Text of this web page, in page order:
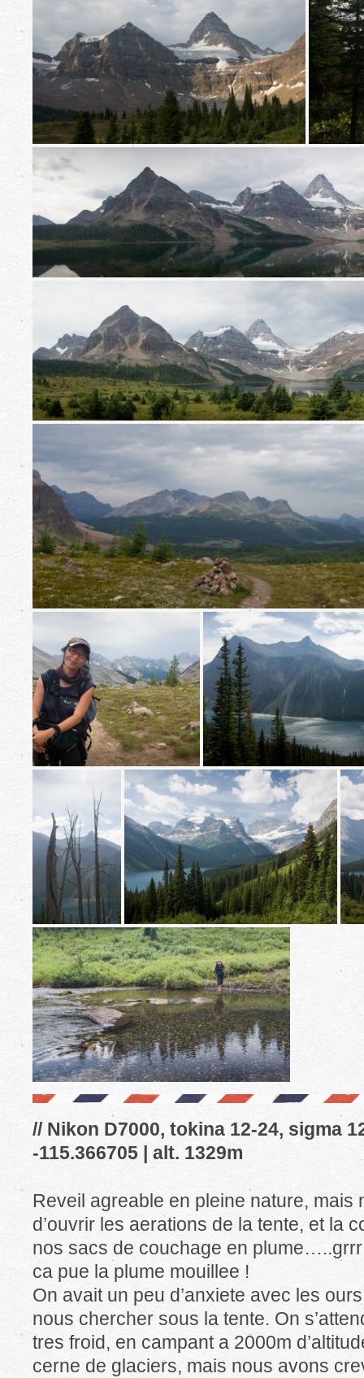
// Nikon D7000, tokina 12-24, sigma
-115.366705 | alt. 1329m
Reveil agreable en pleine nature, mais
d’ouvrir les aerations de la tente, et la
nos sacs de couchage en
ca pue la plume mouillee !
On avait un peu d’anxiete avec les
nous chercher sous la tente. On
tres froid, en campant a 2000m
cerne de glaciers, mais nous avons